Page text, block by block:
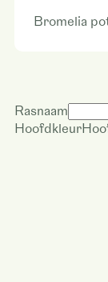
Bromelia
Rasnaam
Hoofdkleur